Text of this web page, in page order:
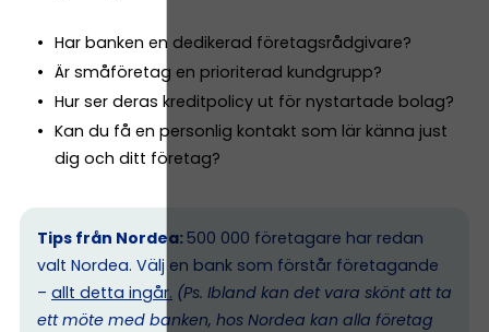
Har banken en dedikerad företagsrådgivare?
Är småföretag en prioriterad kundgrupp?
Hur ser deras kreditpolicy ut för nystartade bolag?
Kan du få en personlig kontakt som lär känna just
dig och ditt företag?
Tips från Nordea: 500 000 företagare har redan
valt Nordea. Välj en bank som förstår företagande
– allt detta ingår. (Ps. Ibland kan det vara skönt att ta
ett möte med banken, hos Nordea kan alla företag